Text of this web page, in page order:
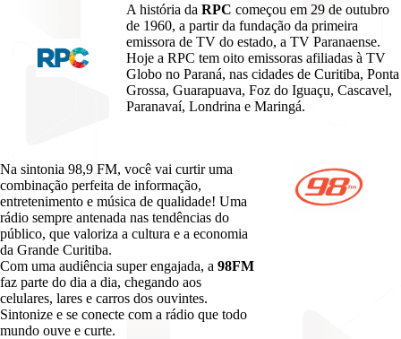
A história daRPC começou em 29 de outubro
de 1960, a partir da fundação da primeira
emissora de TV do estado, a TV Paranaense.
Hoje a RPC tem oito emissoras afiliadas à TV
Globo no Paraná, nas cidades de Curitiba, Ponta
Grossa, Guarapuava, Foz do Iguaçu, Cascavel,
Paranavaí, Londrina e Maringá.
Na sintonia 98,9 FM, você vai curtir uma
combinação perfeita de informação,
entretenimento e música de qualidade! Uma
rádio sempre antenada nas tendências do
público, que valoriza a cultura e a economia
da Grande Curitiba.
Com uma audiência super engajada, a 98FM
faz parte do dia a dia, chegando aos
celulares, lares e carros dos ouvintes.
Sintonize e se conecte com a rádio que todo
mundo ouve e curte.